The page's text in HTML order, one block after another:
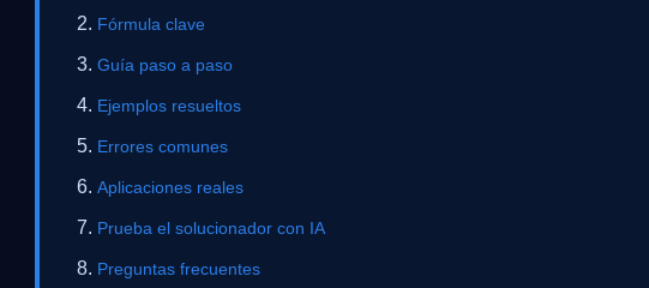
Fórmula clave
Guía paso a paso
Ejemplos resueltos
Errores comunes
Aplicaciones reales
Prueba el solucionador con IA
Preguntas frecuentes